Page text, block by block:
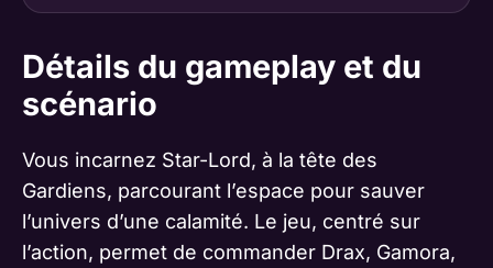
Détails du gameplay et du
scénario
Vous incarnez Star-Lord, à la tête des
Gardiens, parcourant l’espace pour sauver
l’univers d’une calamité. Le jeu, centré sur
l’action, permet de commander Drax, Gamora,